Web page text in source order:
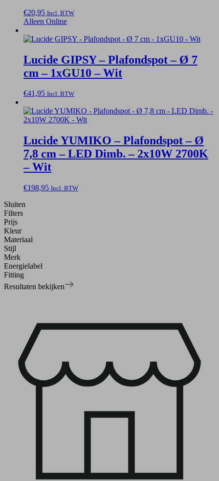
€20,95 Incl. BTW
Alleen Online
Lucide GIPSY – Plafondspot – Ø 7
cm – 1xGU10 – Wit
€41,95 Incl. BTW
Lucide YUMIKO – Plafondspot – Ø
7,8 cm – LED Dimb. – 2x10W 2700K
– Wit
€198,95 Incl. BTW
Sluiten
Filters
Prijs
Kleur
Materiaal
Stijl
Merk
Energielabel
Fitting
Resultaten bekijken